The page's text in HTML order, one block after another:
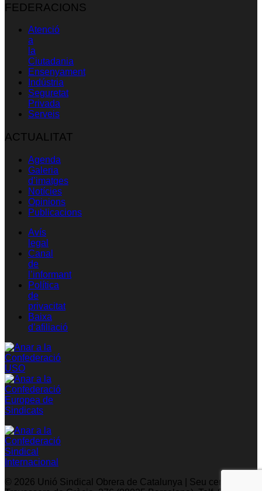
FEDERACIONS
Atenció
a
la
Ciutadania
Ensenyament
Indústria
Seguretat
Privada
Serveis
ACTUALITAT
Agenda
Galeria
d’imatges
Notícies
Opinions
Publicacions
Avís
legal
Canal
de
l’informant
Política
de
privacitat
Baixa
d’afiliació
© 2026 Unió Sindical Obrera de Catalunya | Seu central: C/